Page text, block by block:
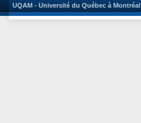
UQAM - Université du Québec à Montréal